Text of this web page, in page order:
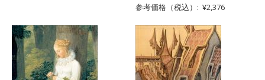
参考価格（税込）: ¥2,376